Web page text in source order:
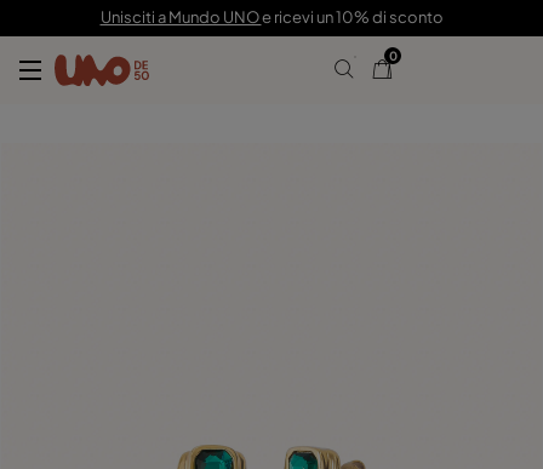
Unisciti a Mundo UNOe ricevi un 10% di sconto
0